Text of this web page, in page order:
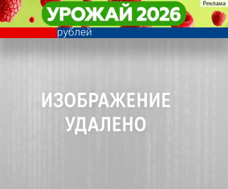
Жительница Пензы перечислила
мошенникам более 95 тысяч
рублей
Криминал Жительница Пензы перечислила
мошенникам более 95 тысяч
рублей
Криминал
Другие новости
по теме
Погода и курсы
валют в Пензе